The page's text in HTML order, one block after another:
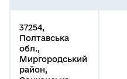
37254,
Полтавська
обл.,
Миргородський
район,